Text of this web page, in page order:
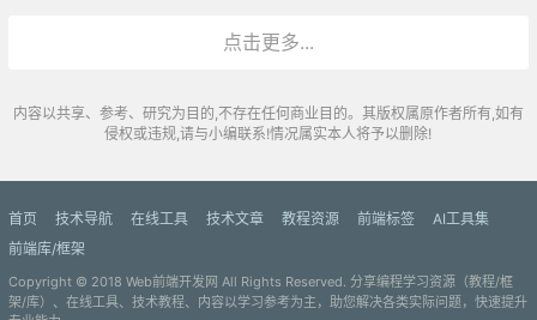
点击更多...
内容以共享、参考、研究为目的,不存在任何商业目的。其版权属原作者所有,如有
侵权或违规,请与小编联系!情况属实本人将予以删除!
首页 技术导航 在线工具 技术文章 教程资源 前端标签
AI工具集
前端库/框架